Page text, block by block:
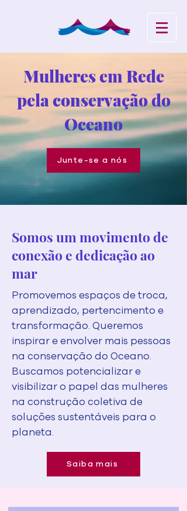
Mulheres em Rede
pela conservação do
Oceano
Junte-se a nós
Somos um movimento de
conexão e dedicação ao
mar
Promovemos espaços de troca,
aprendizado, pertencimento e
transformação. Queremos
inspirar e envolver mais pessoas
na conservação do Oceano.
Buscamos potencializar e
visibilizar o papel das mulheres
na construção coletiva de
soluções sustentáveis para o
planeta.
Saiba mais